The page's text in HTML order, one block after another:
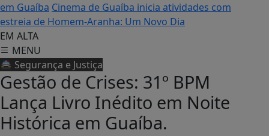
em Guaíba Cinema de Guaíba inicia atividades com
estreia de Homem-Aranha: Um Novo Dia
EM ALTA
MENU
🚔 Segurança e Justiça
Gestão de Crises: 31º BPM
Lança Livro Inédito em Noite
Histórica em Guaíba.